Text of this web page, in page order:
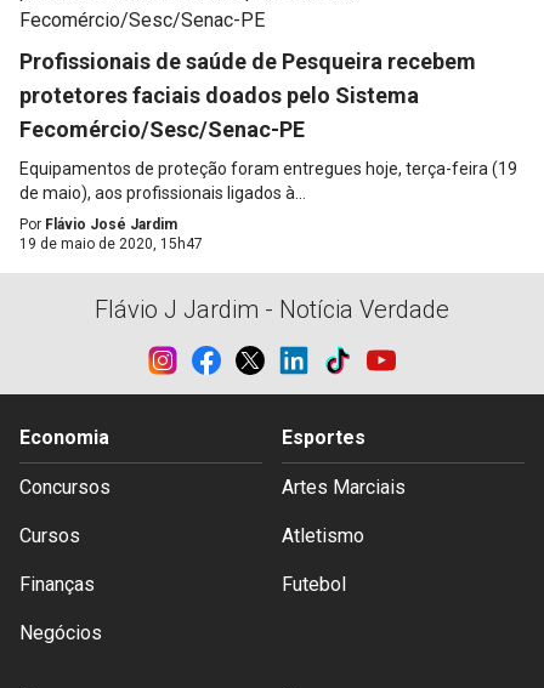
Profissionais de saúde de Pesqueira recebem
protetores faciais doados pelo Sistema
Fecomércio/Sesc/Senac-PE
Equipamentos de proteção foram entregues hoje, terça-feira (19
de maio), aos profissionais ligados à...
Por Flávio José Jardim
19 de maio de 2020, 15h47
Flávio J Jardim - Notícia Verdade
Economia
Concursos
Cursos
Finanças
Negócios
Esportes
Artes Marciais
Atletismo
Futebol